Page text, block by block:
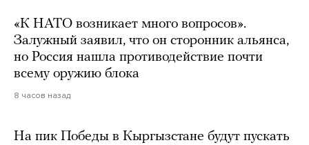
«К НАТО возникает много вопросов».
Залужный заявил, что он сторонник альянса,
но Россия нашла противодействие почти
всему оружию блока
8 часов назад
На пик Победы в Кыргызстане будут пускать